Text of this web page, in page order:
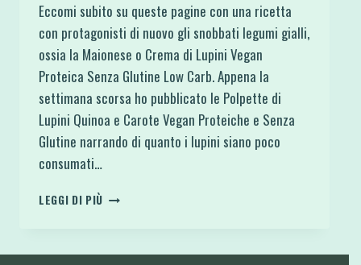
Eccomi subito su queste pagine con una ricetta
con protagonisti di nuovo gli snobbati legumi gialli,
ossia la Maionese o Crema di Lupini Vegan
Proteica Senza Glutine Low Carb. Appena la
settimana scorsa ho pubblicato le Polpette di
Lupini Quinoa e Carote Vegan Proteiche e Senza
Glutine narrando di quanto i lupini siano poco
consumati…
LEGGI DI PIÙ MAIONESE